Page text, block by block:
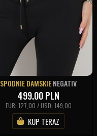
SPODNIE DAMSKIENEGATIV
499.00PLN
EUR: 127,00 / USD: 149,00
KUP TERAZ